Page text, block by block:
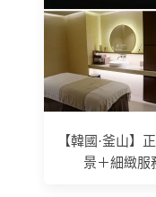
【韓國·釜山】
景＋細緻服